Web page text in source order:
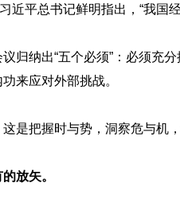
平总书记鲜明指出，“我国经
纳出“五个必须”：必须充分
来应对外部挑战。
把握时与势，洞察危与机，
放矢。